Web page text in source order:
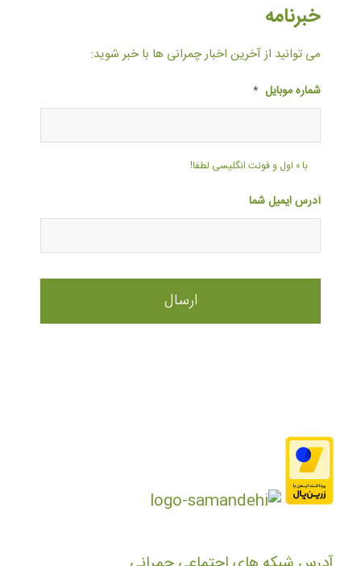
خبرنامه
می توانید از آخرین اخبار چمرانی ها با خبر شوید:
شماره موبایل *
با ۰ اول و فونت انگلیسی لطفا!
آدرس ایمیل شما